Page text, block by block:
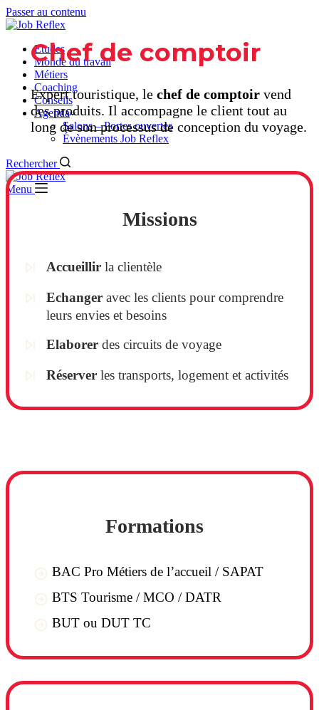
Passer au contenu
Etudes
Monde du travail
Métiers
Coaching
Conseils
Agenda
Salons – Portes ouvertes
Évènements Job Reflex
Rechercher
Menu
Chef de comptoir
Expert touristique, le chef de comptoir vend
des produits. Il accompagne le client tout au
long de son processus de conception du voyage.
Missions
Accueillir la clientèle
Echanger avec les clients pour comprendre
leurs envies et besoins
Elaborer des circuits de voyage
Réserver les transports, logement et activités
Formations
BAC Pro Métiers de l’accueil / SAPAT
BTS Tourisme / MCO / DATR
BUT ou DUT TC